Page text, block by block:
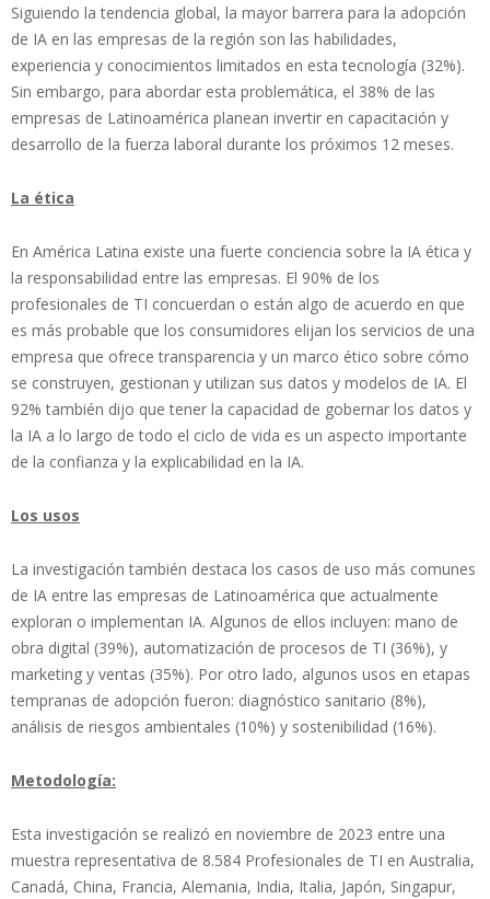
Siguiendo la tendencia global, la mayor barrera para la adopción
de IA en las empresas de la región son las habilidades,
experiencia y conocimientos limitados en esta tecnología (32%).
Sin embargo, para abordar esta problemática, el 38% de las
empresas de Latinoamérica planean invertir en capacitación y
desarrollo de la fuerza laboral durante los próximos 12 meses.
La ética
En América Latina existe una fuerte conciencia sobre la IA ética y
la responsabilidad entre las empresas. El 90% de los
profesionales de TI concuerdan o están algo de acuerdo en que
es más probable que los consumidores elijan los servicios de una
empresa que ofrece transparencia y un marco ético sobre cómo
se construyen, gestionan y utilizan sus datos y modelos de IA. El
92% también dijo que tener la capacidad de gobernar los datos y
la IA a lo largo de todo el ciclo de vida es un aspecto importante
de la confianza y la explicabilidad en la IA.
Los usos
La investigación también destaca los casos de uso más comunes
de IA entre las empresas de Latinoamérica que actualmente
exploran o implementan IA. Algunos de ellos incluyen: mano de
obra digital (39%), automatización de procesos de TI (36%), y
marketing y ventas (35%). Por otro lado, algunos usos en etapas
tempranas de adopción fueron: diagnóstico sanitario (8%),
análisis de riesgos ambientales (10%) y sostenibilidad (16%).
Metodología:
Esta investigación se realizó en noviembre de 2023 entre una
muestra representativa de 8.584 Profesionales de TI en Australia,
Canadá, China, Francia, Alemania, India, Italia, Japón, Singapur,